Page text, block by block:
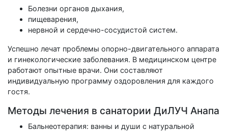
Болезни органов дыхания,
пищеварения,
нервной и сердечно-сосудистой систем.
Успешно лечат проблемы опорно-двигательного аппарата
и гинекологические заболевания. В медицинском центре
работают опытные врачи. Они составляют
индивидуальную программу оздоровления для каждого
гостя.
Методы лечения в санатории ДиЛУЧ Анапа
Бальнеотерапия: ванны и души с натуральной